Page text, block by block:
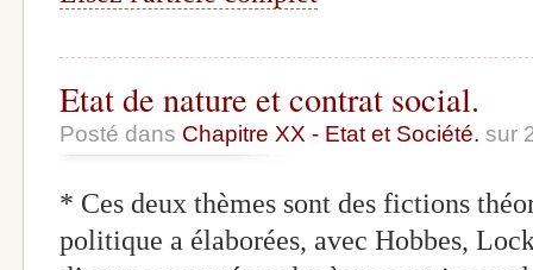
Etat de nature et contrat social.
Posté dans Chapitre XX - Etat et Société. sur
* Ces deux thèmes sont des fictions
politique a élaborées, avec Hobbes,